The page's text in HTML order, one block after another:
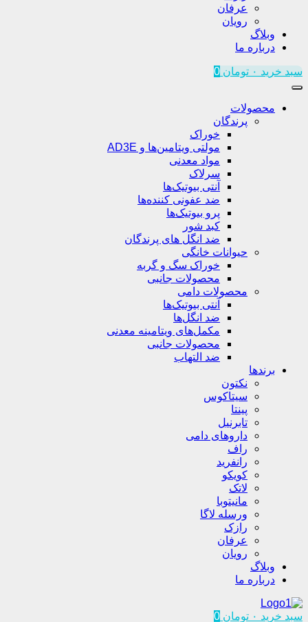
عرفان
رویان
وبلاگ
درباره ما
سبد خرید ۰ تومان 0
محصولات
پرندگان
خوراک
مولتی ویتامین‌ها و AD3E
مواد معدنی
سرلاک
آنتی بیوتیک‌ها
ضد عفونی کننده‌ها
پرو بیوتیک‌ها
کبد شور
ضد انگل های پرندگان
حیوانات خانگی
خوراک سگ و گربه
محصولات جانبی
محصولات دامی
آنتی بیوتیک‌ها
ضد انگل‌ها
مکمل‌های ویتامینه معدنی
محصولات جانبی
ضد التهاب
برندها
نکتون
سیتاکوس
پینتا
تابرنیل
داروهای دامی
راف
رانفرید
کویکو
لاتک
مانیتوبا
ورسله لاگا
رازک
عرفان
رویان
وبلاگ
درباره ما
سبد خرید ۰ تومان 0